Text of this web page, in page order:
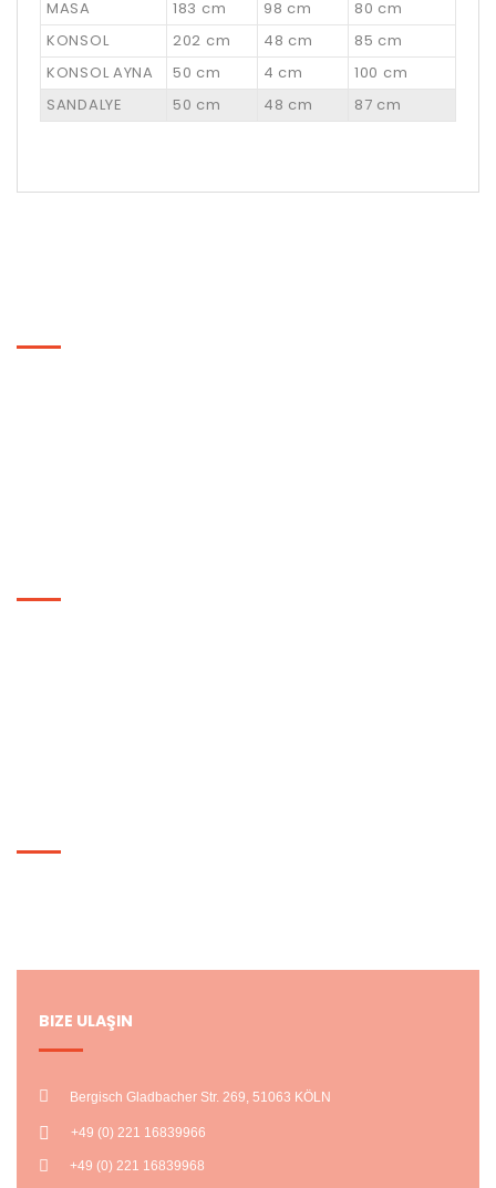
MASA
183 cm 98 cm
80 cm
KONSOL
202 cm 48 cm
85 cm
KONSOL AYNA
50 cm 4 cm
100 cm
SANDALYE
50 cm 48 cm 87 cm
BIZE ULAŞIN
Bergisch Gladbacher Str. 269, 51063 KÖLN
+49 (0) 221 16839966
+49 (0) 221 16839968